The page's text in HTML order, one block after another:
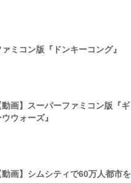
ァミコン版『ドンキーコング』
動画】スーパーファミコン版『
ウウォーズ』
動画】シムシティで60万人都市